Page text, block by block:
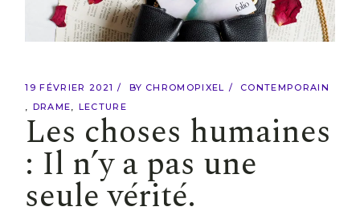
19 FÉVRIER 2021 BY CHROMOPIXEL
CONTEMPORAIN
DRAME
LECTURE
Les choses humaines
: Il n’y a pas une
seule vérité.